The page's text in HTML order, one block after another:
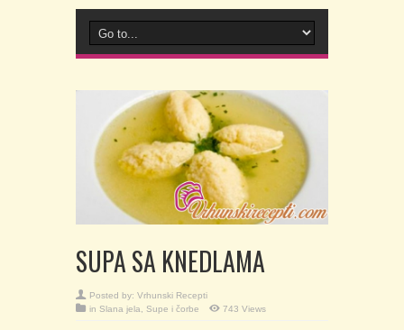
SUPA SA KNEDLAMA
Posted by: Vrhunski Recepti
in Slana jela Supe i čorbe 743 Views